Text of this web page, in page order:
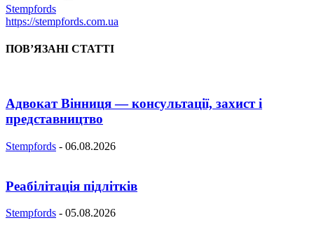
Stempfords
https://stempfords.com.ua
ПОВ’ЯЗАНІ СТАТТІ
Адвокат Вінниця — консультації, захист і
представництво
Stempfords - 06.08.2026
Реабілітація підлітків
Stempfords - 05.08.2026